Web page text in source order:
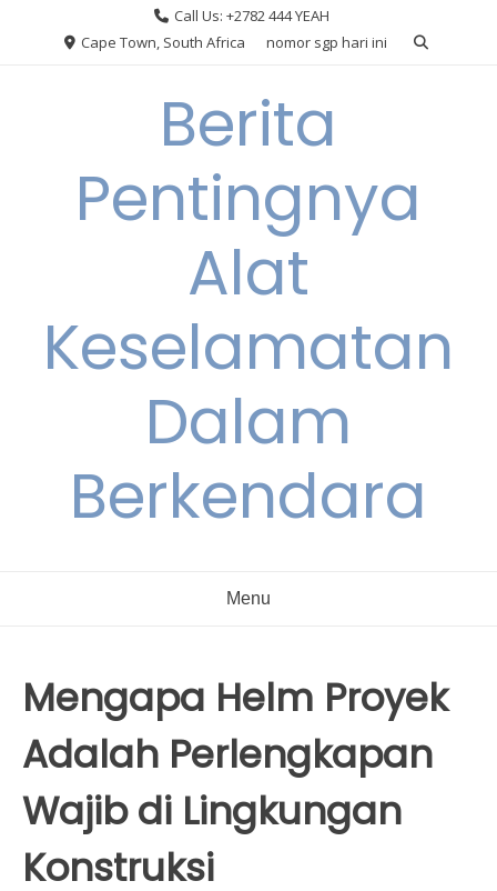
Call Us: +2782 444 YEAH
Cape Town, South Africa
nomor sgp hari ini
Berita
Pentingnya
Alat
Keselamatan
Dalam
Berkendara
Menu
Mengapa Helm Proyek
Adalah Perlengkapan
Wajib di Lingkungan
Konstruksi